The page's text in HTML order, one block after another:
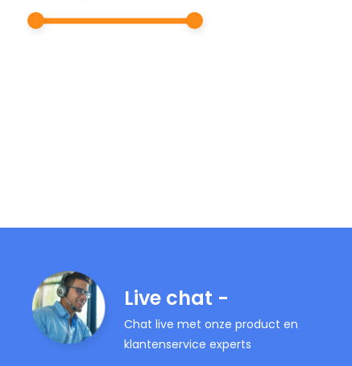
Live chat -
Chat live met onze product en
klantenservice experts